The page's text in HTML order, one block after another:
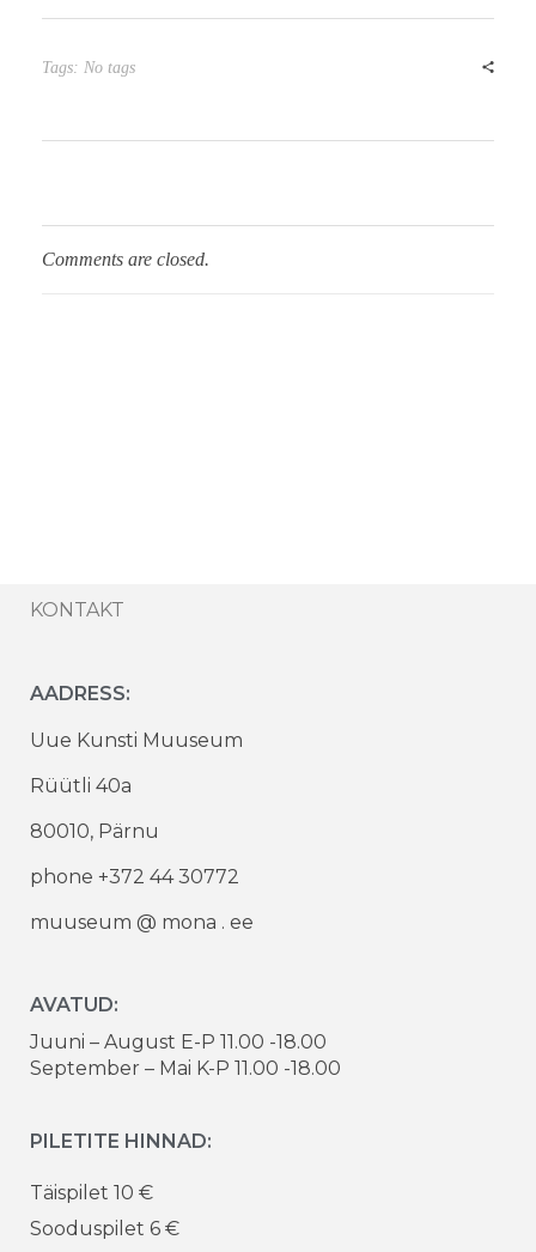
Tags: No tags
Comments are closed.
KONTAKT
AADRESS:
Uue Kunsti Muuseum
Rüütli 40a
80010, Pärnu
phone +372 44 30772
muuseum @ mona . ee
AVATUD:
Juuni – August E-P 11.00 -18.00
September – Mai K-P 11.00 -18.00
PILETITE HINNAD:
Täispilet 10 €
Sooduspilet 6 €